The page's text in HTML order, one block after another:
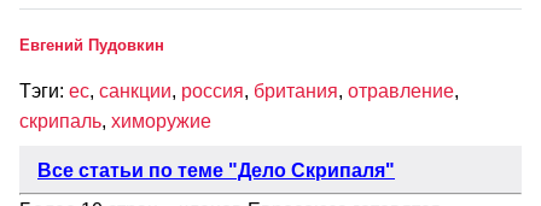
Евгений Пудовкин
Тэги: ес, санкции, россия, британия, отравление,
скрипаль, химоружие
Все статьи по теме "Дело Скрипаля"